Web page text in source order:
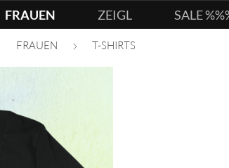
FRAUEN ZEIGL SALE
FRAUEN T-SHIRTS